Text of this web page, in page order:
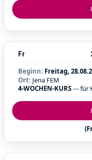
Fr
Beginn: Freitag,
Ort: Jena FEM
4-WOCHEN-KURS--- für